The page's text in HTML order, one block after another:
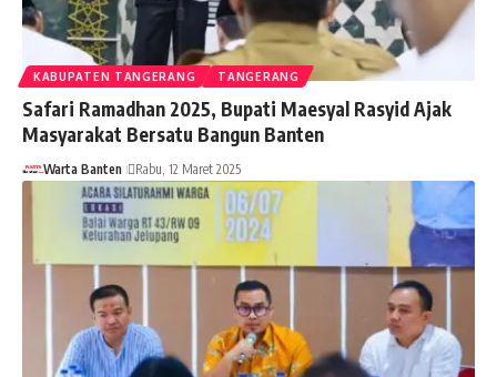
KABUPATEN TANGERANG TANGERANG
Safari Ramadhan 2025, Bupati Maesyal Rasyid Ajak
Masyarakat Bersatu Bangun Banten
Warta Banten Rabu, 12 Maret 2025